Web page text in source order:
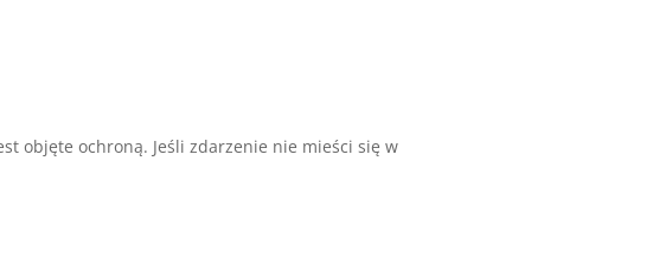
objęte ochroną. Jeśli zdarzenie nie mieści się w